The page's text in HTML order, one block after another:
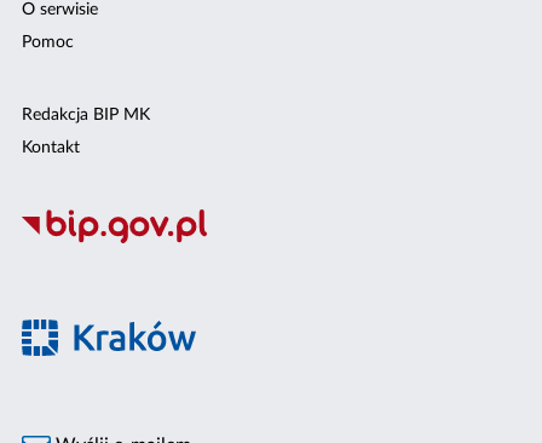
O serwisie
Pomoc
Redakcja BIP MK
Kontakt